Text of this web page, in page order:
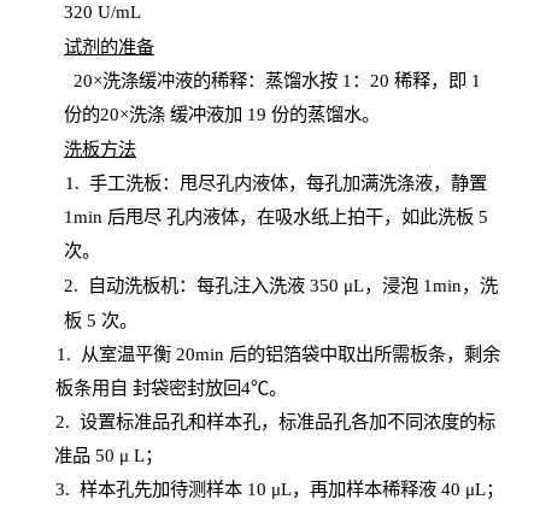
320 U/mL
试剂的准备
20×洗涤缓冲液的稀释：蒸馏水按 1：20 稀释，即 1
份的20×洗涤 缓冲液加 19 份的蒸馏水。
洗板方法
1. 手工洗板：甩尽孔内液体，每孔加满洗涤液，静置
1min 后甩尽 孔内液体，在吸水纸上拍干，如此洗板 5
次。
2.
自动洗板机：每孔注入洗液 350 μL，浸泡 1min，洗
板 5 次。
1 . 从室温平衡 20min 后的铝箔袋中取出所需板条，剩余
板条用自 封袋密封放回4℃。
2. 设置标准品孔和样本孔，标准品孔各加不同浓度的标
准品 50 μ L；
3. 样本孔先加待测样本 10 μL，再加样本稀释液 40 μL；